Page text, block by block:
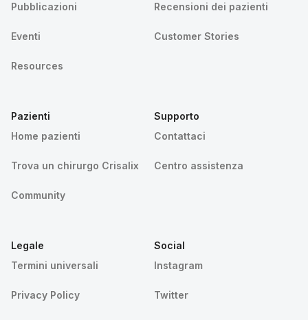
Pubblicazioni
Eventi
Resources
Recensioni dei pazienti
Customer Stories
Pazienti
Home pazienti
Trova un chirurgo Crisalix
Community
Supporto
Contattaci
Centro assistenza
Legale
Termini universali
Privacy Policy
Social
Instagram
Twitter